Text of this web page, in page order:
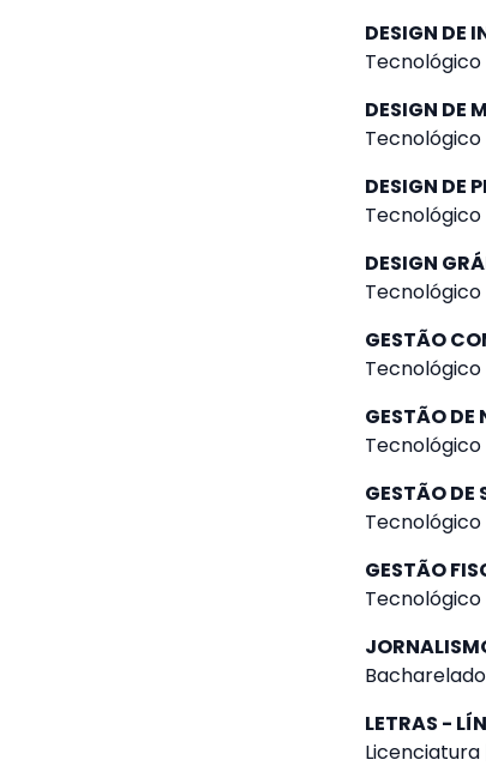
DESIGN DE
Tecnológico
DESIGN DE
Tecnológico
DESIGN DE
Tecnológico
DESIGN
Tecnológico
GESTÃO
Tecnológico
GESTÃO DE
Tecnológico
GESTÃO DE
Tecnológico
GESTÃO
Tecnológico
LETRAS -
Licenciatura